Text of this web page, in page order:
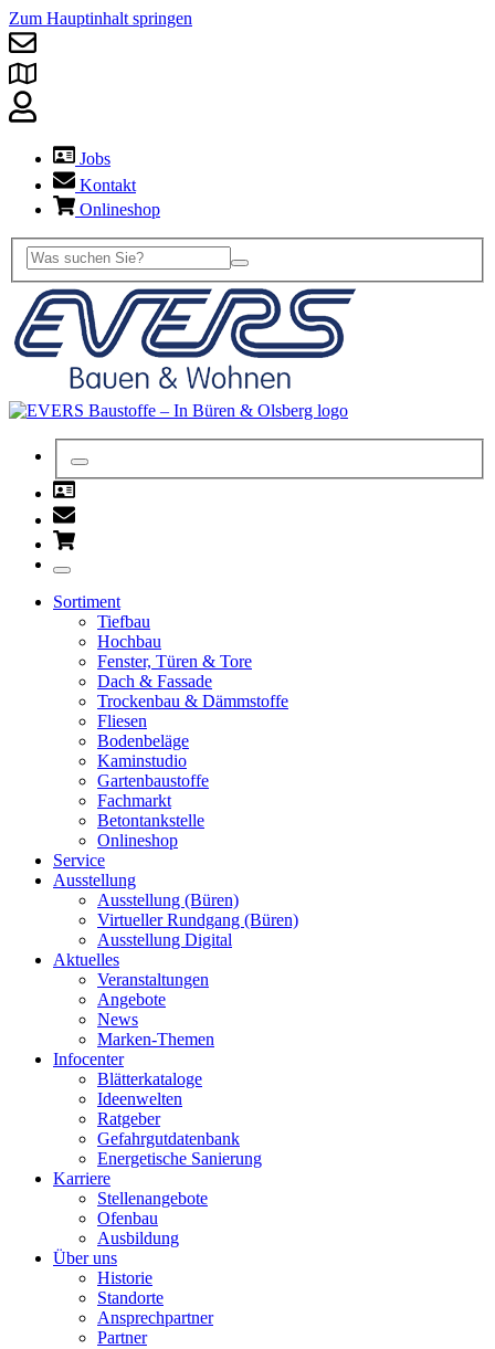
Zum Hauptinhalt springen
Jobs
Kontakt
Onlineshop
Sortiment
Tiefbau
Hochbau
Fenster, Türen & Tore
Dach & Fassade
Trockenbau & Dämmstoffe
Fliesen
Bodenbeläge
Kaminstudio
Gartenbaustoffe
Fachmarkt
Betontankstelle
Onlineshop
Service
Ausstellung
Ausstellung (Büren)
Virtueller Rundgang (Büren)
Ausstellung Digital
Aktuelles
Veranstaltungen
Angebote
News
Marken-Themen
Infocenter
Blätterkataloge
Ideenwelten
Ratgeber
Gefahrgutdatenbank
Energetische Sanierung
Karriere
Stellenangebote
Ofenbau
Ausbildung
Über uns
Historie
Standorte
Ansprechpartner
Partner